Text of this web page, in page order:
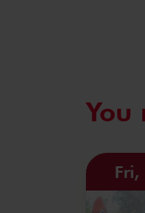
You
Fri,